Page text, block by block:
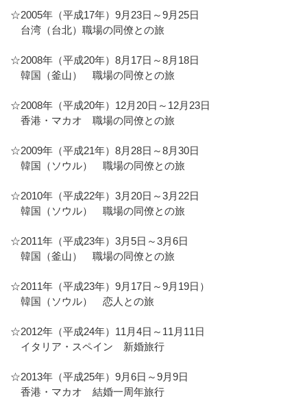
☆2005年（平成17年）9月23日～9月25日
台湾（台北）職場の同僚との旅
☆2008年（平成20年）8月17日～8月18日
韓国（釜山） 職場の同僚との旅
☆2008年（平成20年）12月20日～12月23日
香港・マカオ 職場の同僚との旅
☆2009年（平成21年）8月28日～8月30日
韓国（ソウル） 職場の同僚との旅
☆2010年（平成22年）3月20日～3月22日
韓国（ソウル） 職場の同僚との旅
☆2011年（平成23年）3月5日～3月6日
韓国（釜山） 職場の同僚との旅
☆2011年（平成23年）9月17日～9月19日）
韓国（ソウル） 恋人との旅
☆2012年（平成24年）11月4日～11月11日
イタリア・スペイン 新婚旅行
☆2013年（平成25年）9月6日～9月9日
香港・マカオ 結婚一周年旅行